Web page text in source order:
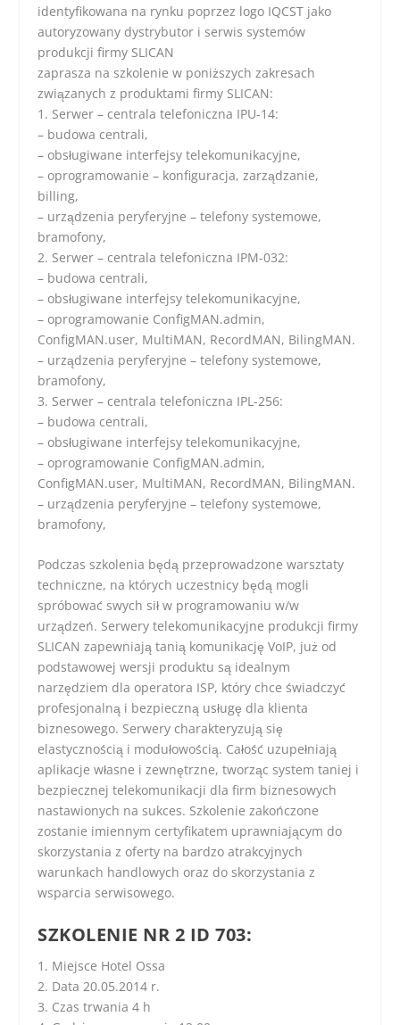
identyfikowana na rynku poprzez logo IQCST jako
autoryzowany dystrybutor i serwis systemów
produkcji firmy SLICAN
zaprasza na szkolenie w poniższych zakresach
związanych z produktami firmy SLICAN:
1. Serwer – centrala telefoniczna IPU-14:
– budowa centrali,
– obsługiwane interfejsy telekomunikacyjne,
– oprogramowanie – konfiguracja, zarządzanie,
billing,
– urządzenia peryferyjne – telefony systemowe,
bramofony,
2. Serwer – centrala telefoniczna IPM-032:
– budowa centrali,
– obsługiwane interfejsy telekomunikacyjne,
– oprogramowanie ConfigMAN.admin,
ConfigMAN.user, MultiMAN, RecordMAN, BilingMAN.
– urządzenia peryferyjne – telefony systemowe,
bramofony,
3. Serwer – centrala telefoniczna IPL-256:
– budowa centrali,
– obsługiwane interfejsy telekomunikacyjne,
– oprogramowanie ConfigMAN.admin,
ConfigMAN.user, MultiMAN, RecordMAN, BilingMAN.
– urządzenia peryferyjne – telefony systemowe,
bramofony,
Podczas szkolenia będą przeprowadzone warsztaty
techniczne, na których uczestnicy będą mogli
spróbować swych sił w programowaniu w/w
urządzeń. Serwery telekomunikacyjne produkcji firmy
SLICAN zapewniają tanią komunikację VoIP, już od
podstawowej wersji produktu są idealnym
narzędziem dla operatora ISP, który chce świadczyć
profesjonalną i bezpieczną usługę dla klienta
biznesowego. Serwery charakteryzują się
elastycznością i modułowością. Całość uzupełniają
aplikacje własne i zewnętrzne, tworząc system taniej i
bezpiecznej telekomunikacji dla firm biznesowych
nastawionych na sukces. Szkolenie zakończone
zostanie imiennym certyfikatem uprawniającym do
skorzystania z oferty na bardzo atrakcyjnych
warunkach handlowych oraz do skorzystania z
wsparcia serwisowego.
SZKOLENIE NR 2 ID 703:
1. Miejsce Hotel Ossa
2. Data 20.05.2014 r.
3. Czas trwania 4 h